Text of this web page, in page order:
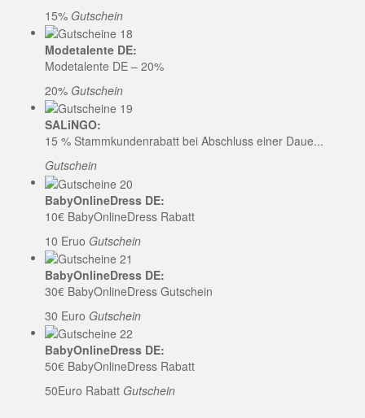
15% Gutschein
Modetalente DE:
Modetalente DE – 20%
20% Gutschein
SALiNGO:
15 % Stammkundenrabatt bei Abschluss einer Daue...
Gutschein
BabyOnlineDress DE:
10€ BabyOnlineDress Rabatt
10 Eruo Gutschein
BabyOnlineDress DE:
30€ BabyOnlineDress Gutschein
30 Euro Gutschein
BabyOnlineDress DE:
50€ BabyOnlineDress Rabatt
50Euro Rabatt Gutschein